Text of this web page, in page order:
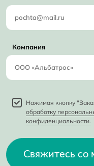
Компания
Нажимая кнопку
обработку
конфиденциальности.
Свяжитесь со